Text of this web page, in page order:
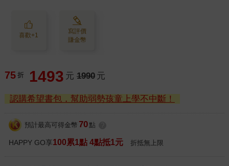
喜歡+1
寫評價
賺金幣
75 折 1493 元 1990 元
認購希望書包，幫助弱勢孩童上學不中斷！
預計最高可得金幣 70 點
HAPPY GO享100累1點 4點抵1元 折抵無上限